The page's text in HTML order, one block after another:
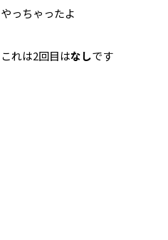
やっちゃったよ
これは2回目はなしです